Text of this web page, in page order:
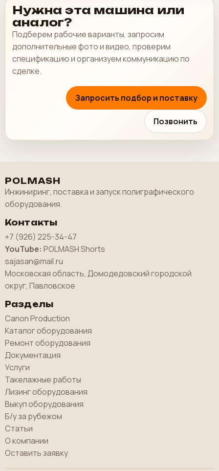
Нужна эта машина или
аналог?
Подберем рабочие варианты, запросим
дополнительные фото и видео, проверим
спецификацию и организуем коммуникацию по
сделке.
Запросить подбор и поставку
Позвонить
POLMASH
Инжиниринг, поставка и запуск полиграфического
оборудования.
Контакты
+7 (926) 225-34-47
YouTube: POLMASH Shorts
sajasan@mail.ru
Московская область, Домодедовский городской
округ, Павловское
Разделы
Canon Production
Каталог оборудования
Ремонт оборудования
Документация
Услуги
Такелажные работы
Лизинг оборудования
Выкуп оборудования
Б/у за рубежом
Статьи
О компании
Оставить заявку